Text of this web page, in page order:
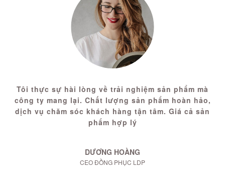
Tôi thực sự hài lòng về trải nghiệm sản phẩm mà
công ty mang lại. Chất lượng sản phẩm hoàn hảo,
dịch vụ chăm sóc khách hàng tận tâm. Giá cả sản
phẩm hợp lý
DƯƠNG HOÀNG
CEO ĐỒNG PHỤC LDP